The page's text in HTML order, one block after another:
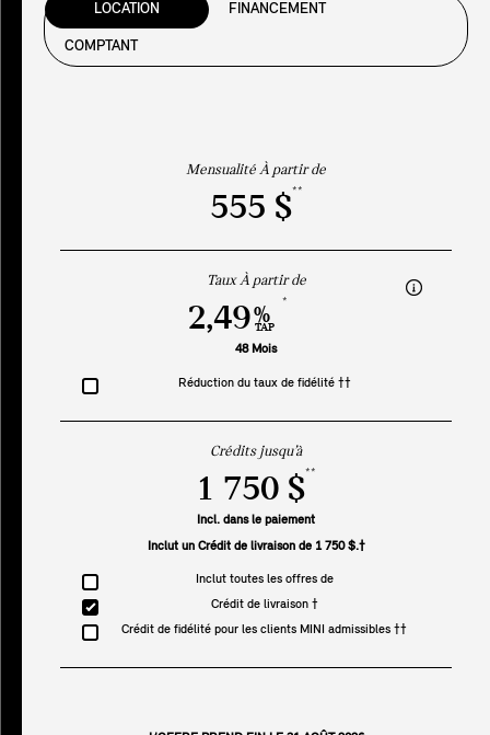
LOCATION FINANCEMENT
COMPTANT
Mensualité À partir de
555 $**
Taux À partir de
2,49%
TAP
*
48 Mois
Réduction du taux de fidélité ††
Crédits jusqu’à
1 750 $**
Incl. dans le paiement
Inclut un Crédit de livraison de 1 750 $.†
Inclut toutes les offres de
Crédit de livraison †
Crédit de fidélité pour les clients MINI admissibles ††